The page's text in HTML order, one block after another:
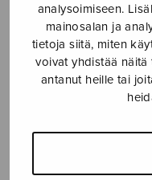
analysoimiseen.
mainosalan ja
tietoja siitä, miten
voivat yhdistää
antanut heille tai
SOITINMUSIIKKI
YKSINLAULU
YLEINEN